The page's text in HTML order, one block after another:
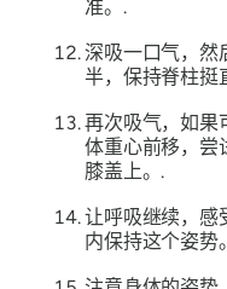
准。.
深吸一口气，然
半，保持脊柱挺
再次吸气，如果
体重心前移，尝
膝盖上。.
让呼吸继续，感
内保持这个姿势